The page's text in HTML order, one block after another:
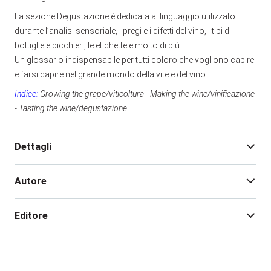
La sezione Degustazione è dedicata al linguaggio utilizzato
durante l’analisi sensoriale, i pregi e i difetti del vino, i tipi di
bottiglie e bicchieri, le etichette e molto di più.
Un glossario indispensabile per tutti coloro che vogliono capire
e farsi capire nel grande mondo della vite e del vino.
Indice: Growing the grape/viticoltura - Making the wine/vinificazione
- Tasting the wine/degustazione.
Dettagli
Pagine:
Autore
Editore